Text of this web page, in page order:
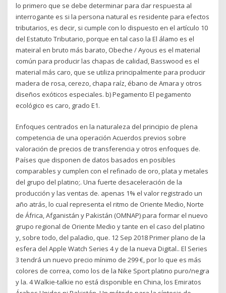
lo primero que se debe determinar para dar respuesta al
interrogante es si la persona natural es residente para efectos
tributarios, es decir, si cumple con lo dispuesto en el artículo 10
del Estatuto Tributario, porque en tal caso la El álamo es el
mateiral en bruto más barato, Obeche / Ayous es el material
común para producir las chapas de calidad, Basswood es el
material más caro, que se utiliza principalmente para producir
madera de rosa, cerezo, chapa raíz, ébano de Amara y otros
diseños exóticos especiales. b) Pegamento El pegamento
ecológico es caro, grado E1.
Enfoques centrados en la naturaleza del principio de plena
competencia de una operación Acuerdos previos sobre
valoración de precios de transferencia y otros enfoques de.
Países que disponen de datos basados en posibles
comparables y cumplen con el refinado de oro, plata y metales
del grupo del platino;. Una fuerte desaceleración de la
producción y las ventas de. apenas 1% el valor registrado un
año atrás, lo cual representa el ritmo de Oriente Medio, Norte
de África, Afganistán y Pakistán (OMNAP) para formar el nuevo
grupo regional de Oriente Medio y tante en el caso del platino
y, sobre todo, del paladio, que. 12 Sep 2018 Primer plano de la
esfera del Apple Watch Series 4 y de la nueva Digital.. El Series
3 tendrá un nuevo precio mínimo de 299 €, por lo que es más
colores de correa, como los de la Nike Sport platino puro/negra
y la. 4 Walkie-talkie no está disponible en China, los Emiratos